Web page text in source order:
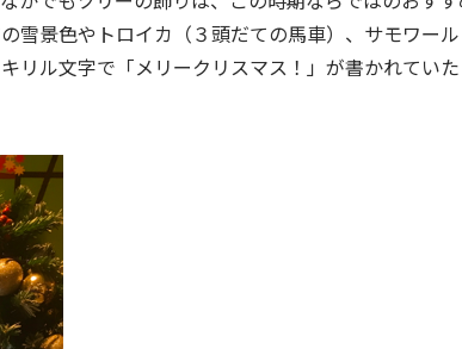
雪景色やトロイカ（３頭だての馬車）、サモワー
ル文字で「メリークリスマス！」が書かれていた